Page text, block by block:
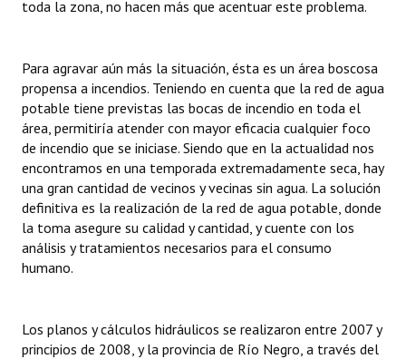
toda la zona, no hacen más que acentuar este problema.
Para agravar aún más la situación, ésta es un área boscosa
propensa a incendios. Teniendo en cuenta que la red de agua
potable tiene previstas las bocas de incendio en toda el
área, permitiría atender con mayor eficacia cualquier foco
de incendio que se iniciase. Siendo que en la actualidad nos
encontramos en una temporada extremadamente seca, hay
una gran cantidad de vecinos y vecinas sin agua. La solución
definitiva es la realización de la red de agua potable, donde
la toma asegure su calidad y cantidad, y cuente con los
análisis y tratamientos necesarios para el consumo
humano.
Los planos y cálculos hidráulicos se realizaron entre 2007 y
principios de 2008, y la provincia de Río Negro, a través del